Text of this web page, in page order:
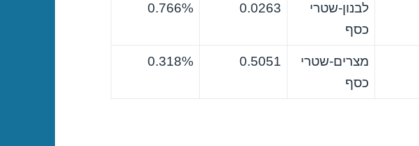
לבנון-שטרי
כסף
0.0263
0.766%
מצרים-שטרי
כסף
0.5051
0.318%